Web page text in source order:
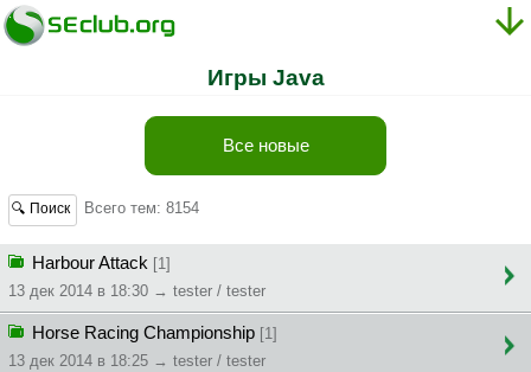
Игры Java
Все новые
🔍 Поиск Всего тем: 8154
Harbour Attack [1]
13 дек 2014 в 18:30 → tester / tester
Horse Racing Championship [1]
13 дек 2014 в 18:25 → tester / tester